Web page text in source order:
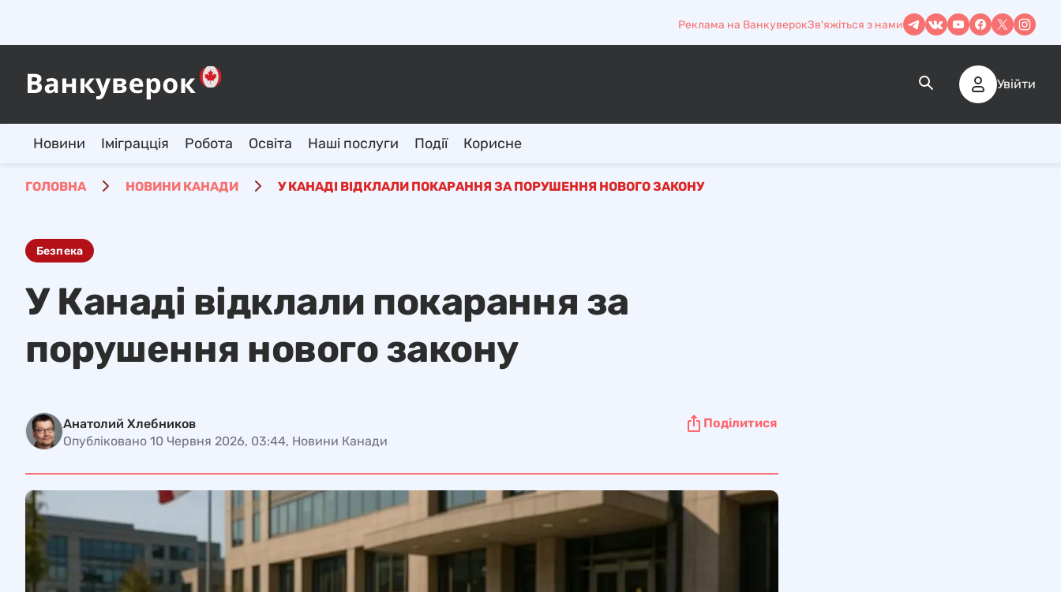
Реклама на ВанкуверокЗв'яжіться з нами
Увійти
Новини Іміграцція Робота Освіта Наші послуги Події Корисне
ГОЛОВНА НОВИНИ КАНАДИ У КАНАДІ ВІДКЛАЛИ ПОКАРАННЯ ЗА ПОРУШЕННЯ НОВОГО ЗАКОНУ
Безпека
У Канаді відклали покарання за
порушення нового закону
Анатолий Хлебников
Опубліковано 10 Червня 2026, 03:44, Новини Канади
Поділитися